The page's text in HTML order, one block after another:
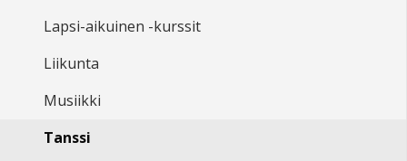
Lapsi-aikuinen -kurssit
Liikunta
Musiikki
Tanssi